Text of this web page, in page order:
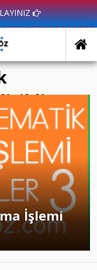
İşlemi